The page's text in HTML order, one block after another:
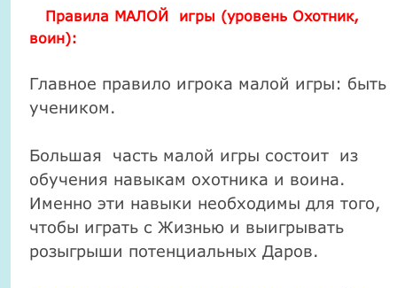
Правила МАЛОЙ игры (уровень Охотник,
воин):
Главное правило игрока малой игры: быть
учеником.
Большая часть малой игры состоит из
обучения навыкам охотника и воина.
Именно эти навыки необходимы для того,
чтобы играть с Жизнью и выигрывать
розыгрыши потенциальных Даров.